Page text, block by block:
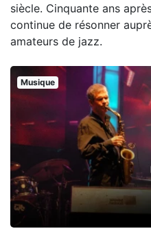
siècle. Cinquante ans
continue de résonner
amateurs de jazz.
Musique